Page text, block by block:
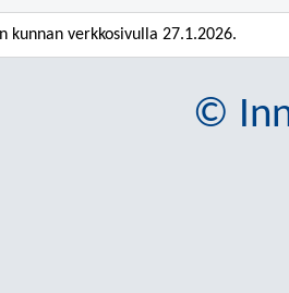
kunnan verkkosivulla 27.1.2026.
©